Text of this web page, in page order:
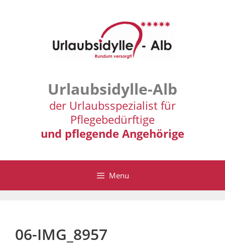
Urlaubsidylle-Alb
der Urlaubsspezialist für
Pflegebedürftige
und pflegende Angehörige
Menu
06-IMG_8957